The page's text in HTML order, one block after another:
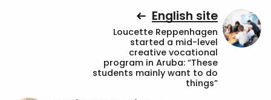
English site
Loucette Reppenhagen
started a mid-level
creative vocational
program in Aruba: “These
students mainly want to do
things”